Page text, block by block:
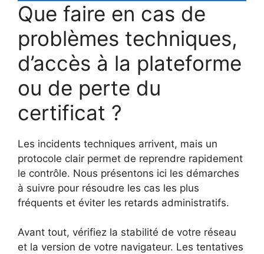
Que faire en cas de
problèmes techniques,
d’accès à la plateforme
ou de perte du
certificat ?
Les incidents techniques arrivent, mais un
protocole clair permet de reprendre rapidement
le contrôle. Nous présentons ici les démarches
à suivre pour résoudre les cas les plus
fréquents et éviter les retards administratifs.
Avant tout, vérifiez la stabilité de votre réseau
et la version de votre navigateur. Les tentatives